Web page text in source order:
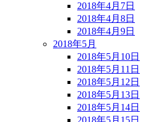
2018年4月7日
2018年4月8日
2018年4月9日
2018年5月
2018年5月10日
2018年5月11日
2018年5月12日
2018年5月13日
2018年5月14日